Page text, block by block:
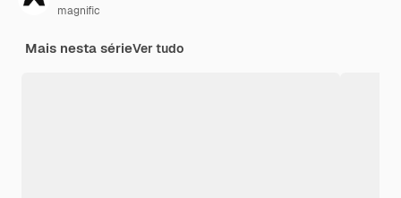
magnific
Mais nesta sérieVer tudo